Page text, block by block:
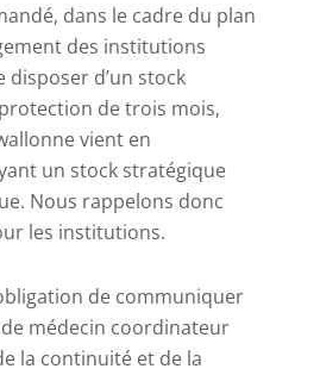
dans le cadre du plan
des institutions
disposer d’un stock
de trois mois,
vient en
un stock stratégique
Nous rappelons donc
les institutions.
de communiquer
médecin coordinateur
la continuité et de la